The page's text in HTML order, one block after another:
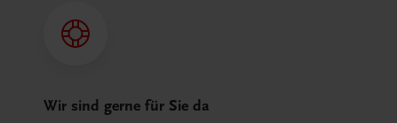
Wir sind gerne für Sie da